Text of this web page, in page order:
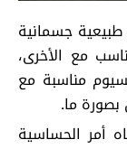
طبيعية جسمانية
مع الأخرى،
مناسبة مع
ما.
أمر الحساسية